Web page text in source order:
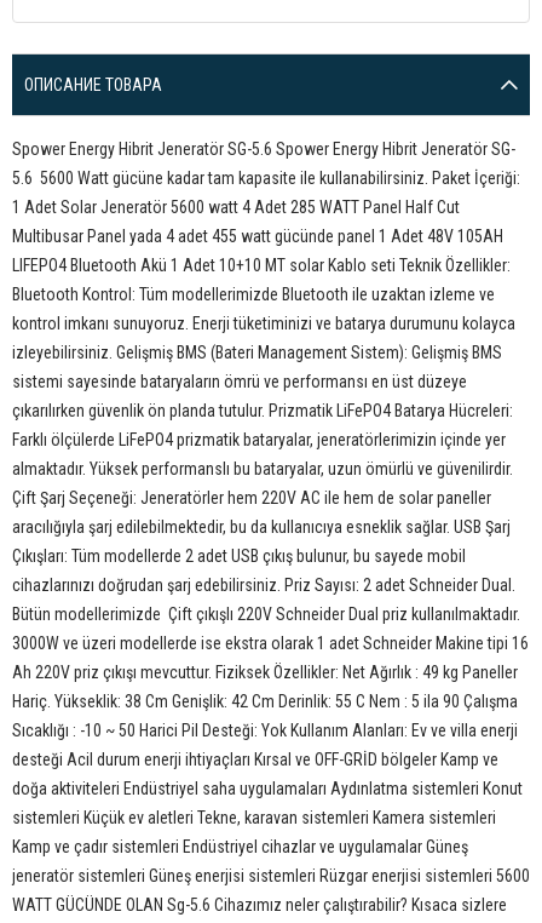
ОПИСАНИЕ ТОВАРА
Spower Energy Hibrit Jeneratör SG-5.6 Spower Energy Hibrit Jeneratör SG-
5.6 5600 Watt gücüne kadar tam kapasite ile kullanabilirsiniz. Paket İçeriği:
1 Adet Solar Jeneratör 5600 watt 4 Adet 285 WATT Panel Half Cut
Multibusar Panel yada 4 adet 455 watt gücünde panel 1 Adet 48V 105AH
LIFEPO4 Bluetooth Akü 1 Adet 10+10 MT solar Kablo seti Teknik Özellikler:
Bluetooth Kontrol: Tüm modellerimizde Bluetooth ile uzaktan izleme ve
kontrol imkanı sunuyoruz. Enerji tüketiminizi ve batarya durumunu kolayca
izleyebilirsiniz. Gelişmiş BMS (Bateri Management Sistem): Gelişmiş BMS
sistemi sayesinde bataryaların ömrü ve performansı en üst düzeye
çıkarılırken güvenlik ön planda tutulur. Prizmatik LiFePO4 Batarya Hücreleri:
Farklı ölçülerde LiFePO4 prizmatik bataryalar, jeneratörlerimizin içinde yer
almaktadır. Yüksek performanslı bu bataryalar, uzun ömürlü ve güvenilirdir.
Çift Şarj Seçeneği: Jeneratörler hem 220V AC ile hem de solar paneller
aracılığıyla şarj edilebilmektedir, bu da kullanıcıya esneklik sağlar. USB Şarj
Çıkışları: Tüm modellerde 2 adet USB çıkış bulunur, bu sayede mobil
cihazlarınızı doğrudan şarj edebilirsiniz. Priz Sayısı: 2 adet Schneider Dual.
Bütün modellerimizde Çift çıkışlı 220V Schneider Dual priz kullanılmaktadır.
3000W ve üzeri modellerde ise ekstra olarak 1 adet Schneider Makine tipi 16
Ah 220V priz çıkışı mevcuttur. Fiziksek Özellikler: Net Ağırlık : 49 kg Paneller
Hariç. Yükseklik: 38 Cm Genişlik: 42 Cm Derinlik: 55 C Nem : 5 ila 90 Çalışma
Sıcaklığı : -10 ~ 50 Harici Pil Desteği: Yok Kullanım Alanları: Ev ve villa enerji
desteği Acil durum enerji ihtiyaçları Kırsal ve OFF-GRİD bölgeler Kamp ve
doğa aktiviteleri Endüstriyel saha uygulamaları Aydınlatma sistemleri Konut
sistemleri Küçük ev aletleri Tekne, karavan sistemleri Kamera sistemleri
Kamp ve çadır sistemleri Endüstriyel cihazlar ve uygulamalar Güneş
jeneratör sistemleri Güneş enerjisi sistemleri Rüzgar enerjisi sistemleri 5600
WATT GÜCÜNDE OLAN Sg-5.6 Cihazımız neler çalıştırabilir? Kısaca sizlere